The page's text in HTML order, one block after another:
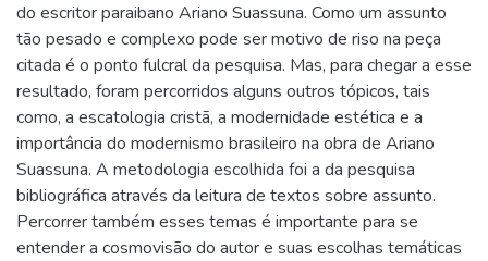
do escritor paraibano Ariano Suassuna. Como um assunto
tão pesado e complexo pode ser motivo de riso na peça
citada é o ponto fulcral da pesquisa. Mas, para chegar a esse
resultado, foram percorridos alguns outros tópicos, tais
como, a escatologia cristã, a modernidade estética e a
importância do modernismo brasileiro na obra de Ariano
Suassuna. A metodologia escolhida foi a da pesquisa
bibliográfica através da leitura de textos sobre assunto.
Percorrer também esses temas é importante para se
entender a cosmovisão do autor e suas escolhas temáticas